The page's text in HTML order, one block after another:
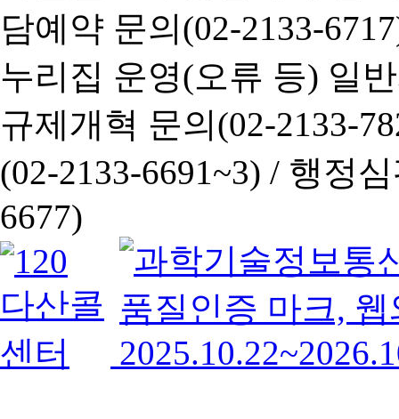
담예약 문의(02-2133-
누리집 운영(오류 등) 일
규제개혁 문의(02-2133-
(02-2133-6691~3) / 행정심
6677)